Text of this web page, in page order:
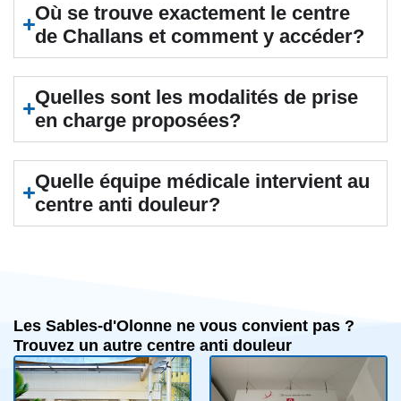
Où se trouve exactement le centre
de Challans et comment y accéder?
Quelles sont les modalités de prise
en charge proposées?
Quelle équipe médicale intervient au
centre anti douleur?
Les Sables-d'Olonne ne vous convient pas ?
Trouvez un autre centre anti douleur